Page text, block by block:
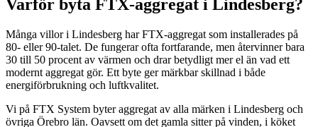
Varför byta FTX-aggregat i Lindesberg?
Många villor i Lindesberg har FTX-aggregat som installerades på
80- eller 90-talet. De fungerar ofta fortfarande, men återvinner bara
30 till 50 procent av värmen och drar betydligt mer el än vad ett
modernt aggregat gör. Ett byte ger märkbar skillnad i både
energiförbrukning och luftkvalitet.
Vi på FTX System byter aggregat av alla märken i Lindesberg och
övriga Örebro län. Oavsett om det gamla sitter på vinden, i köket